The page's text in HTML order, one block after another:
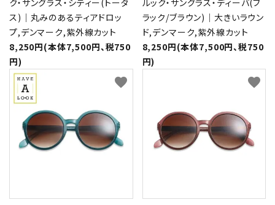
ク・サングラス・シティー(トータ
ス)｜丸みのあるティアドロッ
プ,デンマーク,紫外線カット
8,250円(本体7,500円、税750
円)
ルック・サングラス・ディーバ(ブ
ラック/ブラウン)｜大きいラウン
ド,デンマーク,紫外線カット
8,250円(本体7,500円、税750
円)
favorite favorite